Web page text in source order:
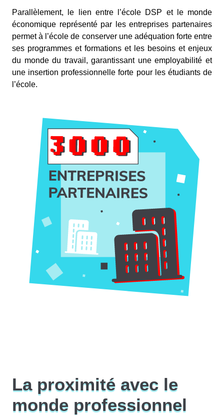
Parallèlement, le lien entre l’école DSP et le monde
économique représenté par les entreprises partenaires
permet à l’école de conserver une adéquation forte entre
ses programmes et formations et les besoins et enjeux
du monde du travail, garantissant une employabilité et
une insertion professionnelle forte pour les étudiants de
l’école.
La proximité avec le
monde professionnel